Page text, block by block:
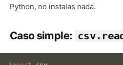
Python, no instalas nada.
Caso simple: